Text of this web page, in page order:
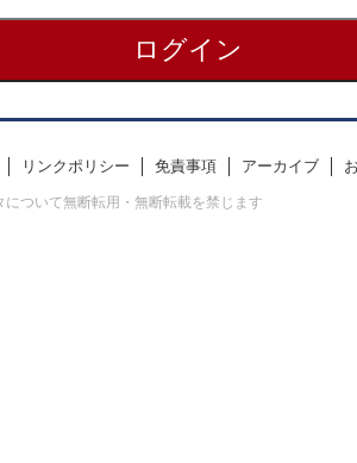
リンクポリシー 免責事項 アーカイブ
ついて無断転用・無断転載を禁じます